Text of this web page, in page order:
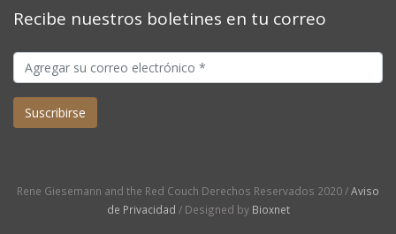
Recibe nuestros boletines en tu correo
Rene Giesemann and the Red Couch Derechos Reservados 2020 /Aviso
de Privacidad / Designed by Bioxnet